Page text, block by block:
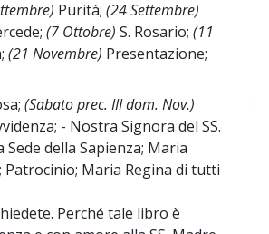
Purità; (24 Settembre)
(7 Ottobre) S. Rosario; (11
(21 Novembre) Presentazione;
(Sabato prec. III dom. Nov.)
- Nostra Signora del SS.
della Sapienza; Maria
Patrocinio; Maria Regina di tutti
Perché tale libro è